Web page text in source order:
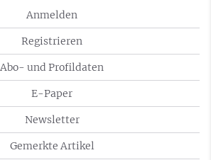
Anmelden
Registrieren
Abo- und Profildaten
E-Paper
Newsletter
Gemerkte Artikel